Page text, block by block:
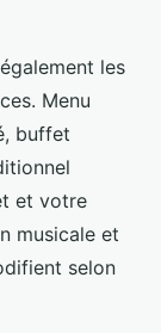
les
Menu
buffet
et votre
musicale et
selon